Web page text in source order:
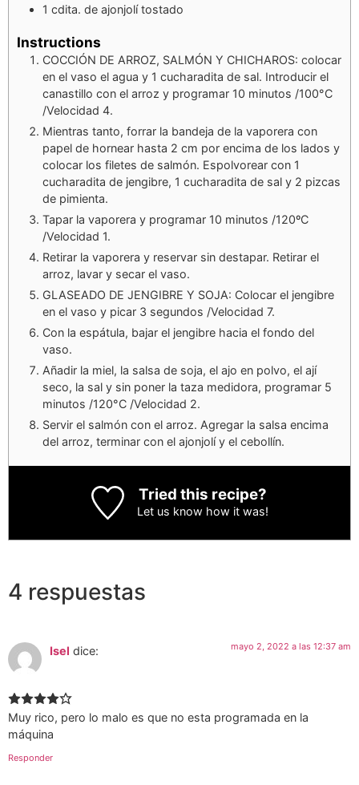
1 cdita. de ajonjolí tostado
Instructions
COCCIÓN DE ARROZ, SALMÓN Y CHICHAROS: colocar
en el vaso el agua y 1 cucharadita de sal. Introducir el
canastillo con el arroz y programar 10 minutos /100°C
/Velocidad 4.
Mientras tanto, forrar la bandeja de la vaporera con
papel de hornear hasta 2 cm por encima de los lados y
colocar los filetes de salmón. Espolvorear con 1
cucharadita de jengibre, 1 cucharadita de sal y 2 pizcas
de pimienta.
Tapar la vaporera y programar 10 minutos /120ºC
/Velocidad 1.
Retirar la vaporera y reservar sin destapar. Retirar el
arroz, lavar y secar el vaso.
GLASEADO DE JENGIBRE Y SOJA: Colocar el jengibre
en el vaso y picar 3 segundos /Velocidad 7.
Con la espátula, bajar el jengibre hacia el fondo del
vaso.
Añadir la miel, la salsa de soja, el ajo en polvo, el ají
seco, la sal y sin poner la taza medidora, programar 5
minutos /120°C /Velocidad 2.
Servir el salmón con el arroz. Agregar la salsa encima
del arroz, terminar con el ajonjolí y el cebollín.
Tried this recipe?
Let us know how it was!
4 respuestas
Isel dice: mayo 2, 2022 a las 12:37 am
Muy rico, pero lo malo es que no esta programada en la
máquina
Responder